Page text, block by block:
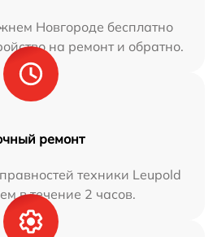
Новгороде бесплатно
на ремонт и обратно.
ремонт
техники Leupold
в течение 2 часов.